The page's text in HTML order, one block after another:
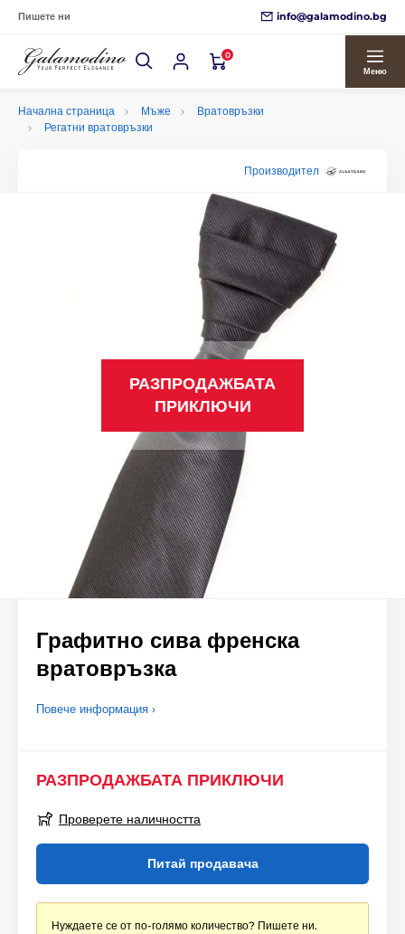
Пишете ни info@galamodino.bg
0
Меню
Начална страница Мъже
Вратовръзки
Регатни вратовръзки
Производител
РАЗПРОДАЖБАТА
ПРИКЛЮЧИ
Графитно сива френска
вратовръзка
Повече информация ›
РАЗПРОДАЖБАТА ПРИКЛЮЧИ
Проверете наличността
Питай продавача
Нуждаете се от по-голямо количество? Пишете ни.